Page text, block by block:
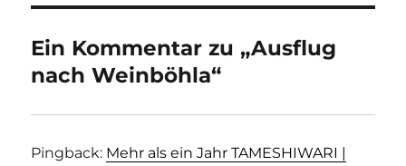
Ein Kommentar zu „Ausflug
nach Weinböhla“
Pingback: Mehr als ein Jahr TAMESHIWARI |